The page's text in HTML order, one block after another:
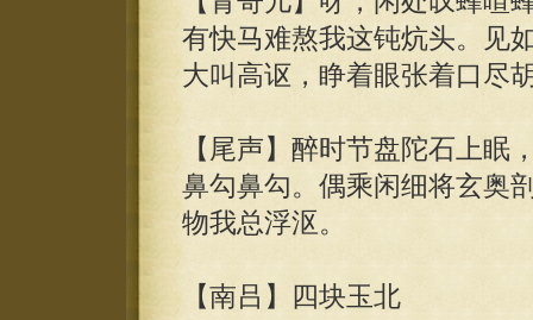
有快马难熬我这钝炕头。见
大叫高讴，睁着眼张着口尽
【尾声】醉时节盘陀石上眠
鼻勾鼻勾。偶乘闲细将玄奥
物我总浮沤。
【南吕】四块玉北